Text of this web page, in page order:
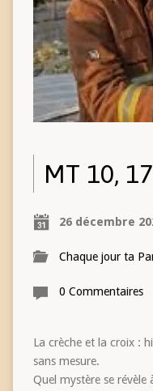
MT 10,
26 décembre
Chaque jour ta
0 Commentaires
La crèche et la croix :
sans mesure.
Quel mystère se révèle